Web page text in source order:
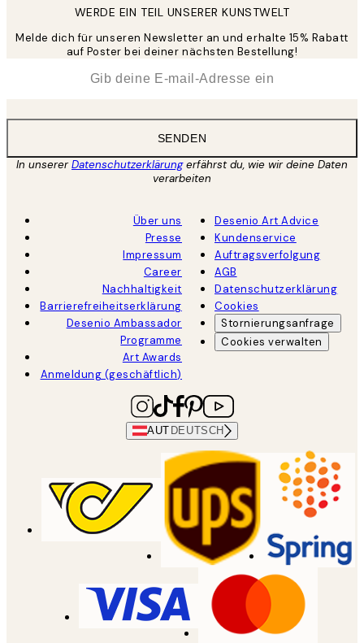
WERDE EIN TEIL UNSERER KUNSTWELT
Melde dich für unseren Newsletter an und erhalte 15% Rabatt
auf Poster bei deiner nächsten Bestellung!
SENDEN
In unsererDatenschutzerklärungerfährst du, wie wir deine Daten
verarbeiten
Über uns
Presse
Impressum
Career
Nachhaltigkeit
Barrierefreiheitserklärung
Desenio Ambassador
Programme
Art Awards
Anmeldung (geschäftlich)
Desenio Art Advice
Kundenservice
Auftragsverfolgung
AGB
Datenschutzerklärung
Cookies
Stornierungsanfrage
Cookies verwalten
AUT DEUTSCH